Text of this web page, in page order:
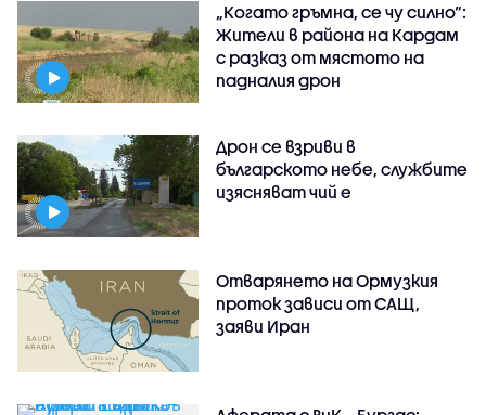
„Когато гръмна, се чу силно“:
Жители в района на Кардам
с разказ от мястото на
падналия дрон
Дрон се взриви в
българското небе, службите
изясняват чий е
Отварянето на Ормузкия
проток зависи от САЩ,
заяви Иран